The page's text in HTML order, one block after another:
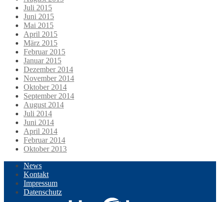
Juli 2015
Juni 2015
Mai 2015
April 2015
März 2015
Februar 2015
Januar 2015
Dezember 2014
November 2014
Oktober 2014
September 2014
August 2014
Juli 2014
Juni 2014
April 2014
Februar 2014
Oktober 2013
News
Kontakt
Impressum
Datenschutz